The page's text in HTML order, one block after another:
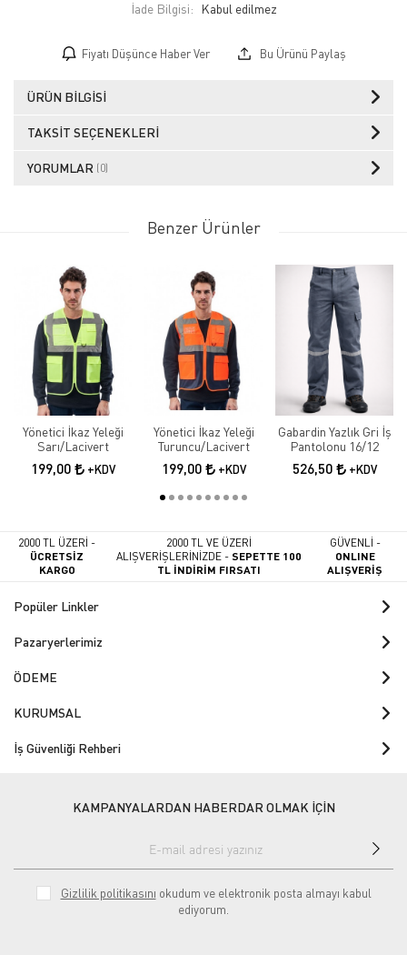
İade Bilgisi:
Fiyatı Düşünce Haber Ver Bu Ürünü Paylaş
ÜRÜN BILGISI
TAKSIT SEÇENEKLERI
YORUMLAR (0)
Benzer Ürünler
Yönetici İkaz Yeleği
Sarı/Lacivert
199,00 +KDV
Yönetici İkaz Yeleği
Turuncu/Lacivert
199,00 +KDV
Gabardin Yazlık Gri İş
Pantolonu 16/12
526,50 +KDV
2000 TL ÜZERİ -
ÜCRETSİZ
KARGO
2000 TL VE ÜZERİ
ALIŞVERİŞLERİNİZDE -SEPETTE 100
TL İNDİRİM FIRSATI
GÜVENLİ -
ONLINE
ALIŞVERİŞ
Popüler Linkler
Pazaryerlerimiz
ÖDEME
KURUMSAL
İş Güvenliği Rehberi
KAMPANYALARDAN HABERDAR OLMAK İÇİN
Gizlilik politikasını okudum ve elektronik posta almayı kabul
ediyorum.